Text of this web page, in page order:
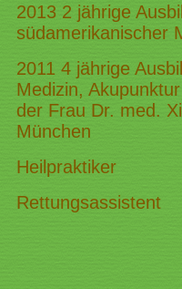
2013 2 jährige
südamerikanischer
2011 4 jährige
Medizin,
der Frau Dr. med.
München
Heilpraktiker
Rettungsassistent